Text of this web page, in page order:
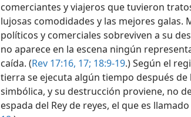
comerciantes y viajeros que tuvieron
lujosas comodidades y las mejores
políticos y comerciales sobreviven a su
no aparece en la escena ningún
caída. (Rev 17:16, 17; 18:9-19.) Según el
tierra se ejecuta algún tiempo después
simbólica, y su destrucción proviene, no
espada del Rey de reyes, el que es